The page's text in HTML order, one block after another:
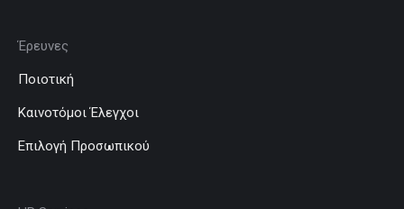
Έρευνες
Ποιοτική
Καινοτόμοι Έλεγχοι
Επιλογή Προσωπικού